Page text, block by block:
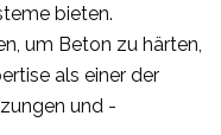
bieten.
um Beton zu härten,
als einer der
und -